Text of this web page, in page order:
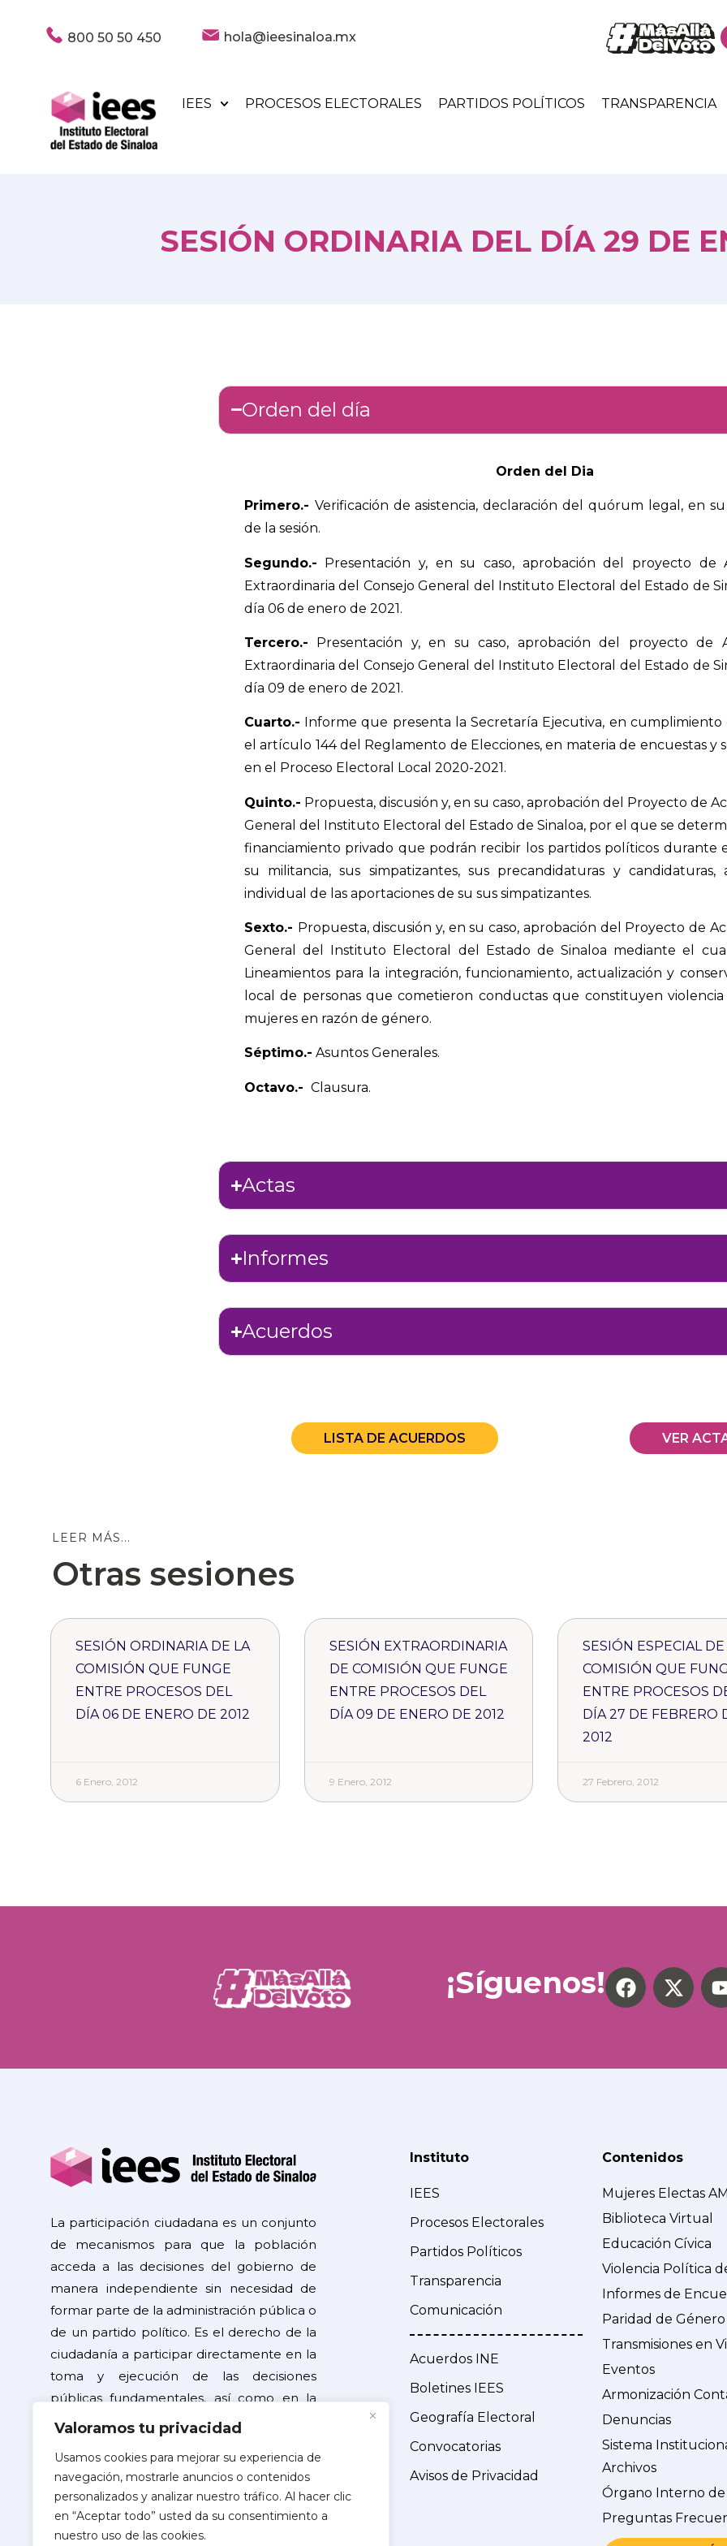
Valoramos tu privacidad
Usamos cookies para mejorar su experiencia de
navegación, mostrarle anuncios o contenidos
personalizados y analizar nuestro tráfico. Al hacer clic
en “Aceptar todo” usted da su consentimiento a
nuestro uso de las cookies.
800 50 50 450 hola@ieesinaloa.mx
IEES PROCESOS ELECTORALES PARTIDOS POLÍTICOS TRANSPARENCIA
SESIÓN ORDINARIA DEL DÍA 29 DE
Orden del día
Orden del Dia
Primero.- Verificación de asistencia, declaración del quórum legal, en su
de la sesión.
Segundo.- Presentación y, en su caso, aprobación del proyecto de
Extraordinaria del Consejo General del Instituto Electoral del Estado de
día 06 de enero de 2021.
Tercero.- Presentación y, en su caso, aprobación del proyecto de
Extraordinaria del Consejo General del Instituto Electoral del Estado de
día 09 de enero de 2021.
Cuarto.- Informe que presenta la Secretaría Ejecutiva, en
el artículo 144 del Reglamento de Elecciones, en materia de encuestas y
en el Proceso Electoral Local 2020-2021.
Quinto.- Propuesta, discusión y, en su caso, aprobación del Proyecto de
General del Instituto Electoral del Estado de Sinaloa, por el que se
financiamiento privado que podrán recibir los partidos políticos durante
su militancia, sus simpatizantes, sus precandidaturas y
individual de las aportaciones de su sus simpatizantes.
Sexto.- Propuesta, discusión y, en su caso, aprobación del Proyecto de
General del Instituto Electoral del Estado de Sinaloa mediante el
Lineamientos para la integración, funcionamiento, actualización y
local de personas que cometieron conductas que constituyen
mujeres en razón de género.
Séptimo.- Asuntos Generales.
Octavo.- Clausura.
Actas
Informes
Acuerdos
LISTA DE ACUERDOS VER
LEER MÁS...
Otras sesiones
SESIÓN ORDINARIA DE LA
COMISIÓN QUE FUNGE
ENTRE PROCESOS DEL
DÍA 06 DE ENERO DE 2012
6 Enero, 2012
SESIÓN EXTRAORDINARIA
DE COMISIÓN QUE FUNGE
ENTRE PROCESOS DEL
DÍA 09 DE ENERO DE 2012
9 Enero, 2012
SESIÓN ESPECIAL DE
COMISIÓN QUE
ENTRE PROCESOS
DÍA 27 DE FEBRERO
2012
27 Febrero, 2012
¡Síguenos!
La participación ciudadana es un conjunto
de mecanismos para que la población
acceda a las decisiones del gobierno de
manera independiente sin necesidad de
formar parte de la administración pública o
de un partido político. Es el derecho de la
ciudadanía a participar directamente en la
toma y ejecución de las decisiones
públicas fundamentales, así como en la
resolución de problemas de interés
©2026 Copyright
Instituto Electoral del Estado de Sinaloa
Instituto
IEES
Procesos Electorales
Partidos Políticos
Transparencia
Comunicación
Acuerdos INE
Boletines IEES
Geografía Electoral
Convocatorias
Avisos de Privacidad
Contenidos
Mujeres Electas
Biblioteca Virtual
Educación Cívica
Violencia Política
Informes de
Paridad de Género
Transmisiones en
Eventos
Armonización
Denuncias
Sistema
Archivos
Órgano Interno
Preguntas